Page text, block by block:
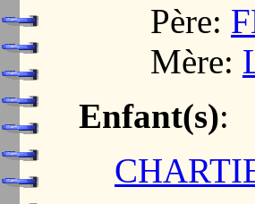
Père:
Mère:
Enfant(s):